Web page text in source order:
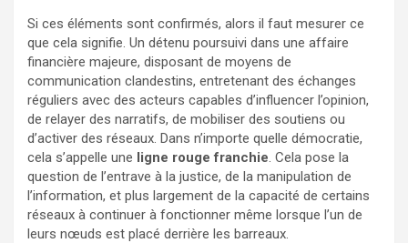
Si ces éléments sont confirmés, alors il faut mesurer ce
que cela signifie. Un détenu poursuivi dans une affaire
financière majeure, disposant de moyens de
communication clandestins, entretenant des échanges
réguliers avec des acteurs capables d’influencer l’opinion,
de relayer des narratifs, de mobiliser des soutiens ou
d’activer des réseaux. Dans n’importe quelle démocratie,
cela s’appelle une ligne rouge franchie . Cela pose la
question de l’entrave à la justice, de la manipulation de
l’information, et plus largement de la capacité de certains
réseaux à continuer à fonctionner même lorsque l’un de
leurs nœuds est placé derrière les barreaux.